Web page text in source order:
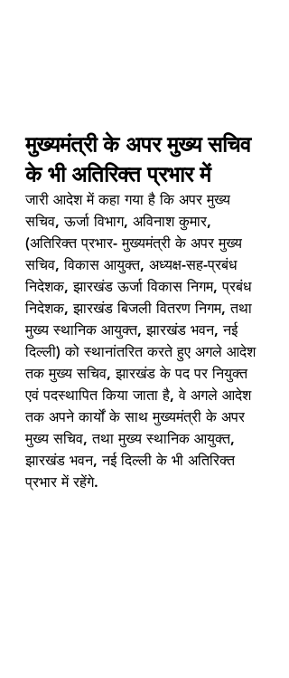
मुख्यमंत्री के अपर मुख्य सचिव
के भी अतिरिक्त प्रभार में
जारी आदेश में कहा गया है कि अपर मुख्य
सचिव, ऊर्जा विभाग, अविनाश कुमार,
(अतिरिक्त प्रभार- मुख्यमंत्री के अपर मुख्य
सचिव, विकास आयुक्त, अध्यक्ष-सह-प्रबंध
निदेशक, झारखंड ऊर्जा विकास निगम, प्रबंध
निदेशक, झारखंड बिजली वितरण निगम, तथा
मुख्य स्थानिक आयुक्त, झारखंड भवन, नई
दिल्ली) को स्थानांतरित करते हुए अगले आदेश
तक मुख्य सचिव, झारखंड के पद पर नियुक्त
एवं पदस्थापित किया जाता है, वे अगले आदेश
तक अपने कार्यों के साथ मुख्यमंत्री के अपर
मुख्य सचिव, तथा मुख्य स्थानिक आयुक्त,
झारखंड भवन, नई दिल्ली के भी अतिरिक्त
प्रभार में रहेंगे.